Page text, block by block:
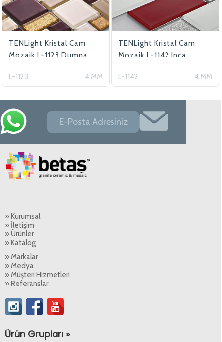
TENLight Kristal Cam
Mozaik L-1123 Dumna
Star (Roma)
L-1123
4 MM
TENLight Kristal Cam
Mozaik L-1142 Inca
L-1142 4 MM
» Kurumsal
» İletişim
» Ürünler
» Katalog
» Markalar
» Medya
» Müşteri Hizmetleri
» Referanslar
Ürün Grupları »